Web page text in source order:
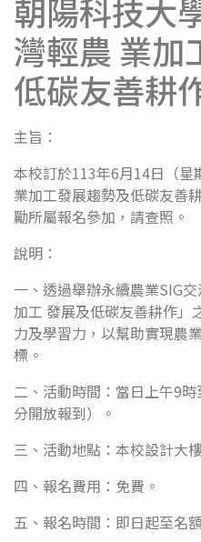
朝陽科技大
灣輕農 業加
低碳友善耕
主旨：
本校訂於113年6月14日（
業加工發展趨勢及低碳友善
勵所屬報名參加，請查照。
說明：
一、透過舉辦永續農業SIG
加工 發展及低碳友善耕作」
力及學習力，以幫助實現農
標。
二、活動時間：當日上午9
分開放報到）。
三、活動地點：本校設計大
四、報名費用：免費。
五、報名時間：即日起至名